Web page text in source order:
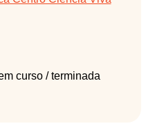
curso / terminada